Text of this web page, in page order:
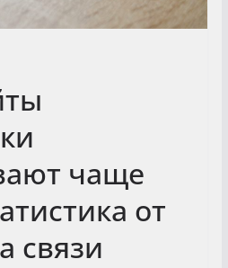
чаще
от
связи